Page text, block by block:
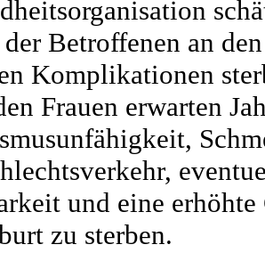
Betroffenen an den
Komplikationen
Frauen erwarten
und eine erhöhte
zu sterben.